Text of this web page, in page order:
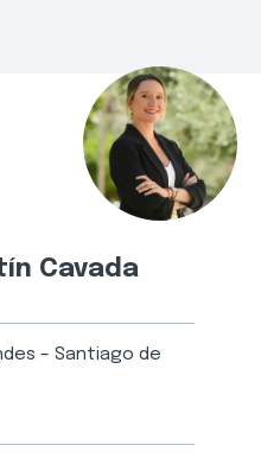
Cavada
– Santiago de